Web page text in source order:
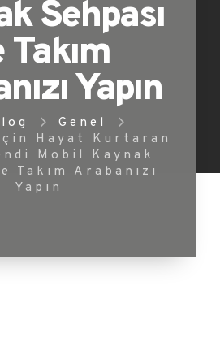
Sehpası
Takım
Yapın
Genel
Hayat Kurtaran
Mobil Kaynak
Takım Arabanızı
Yapın